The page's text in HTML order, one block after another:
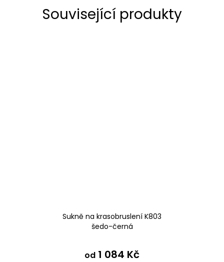
Související produkty
Sukně na krasobruslení K803
šedo-černá
od 1 084 Kč